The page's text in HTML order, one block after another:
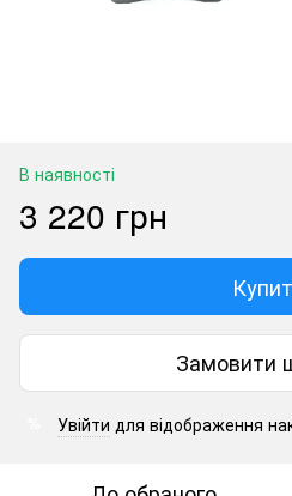
В наявності
3 220 грн
Замовити
Увійти для відображення